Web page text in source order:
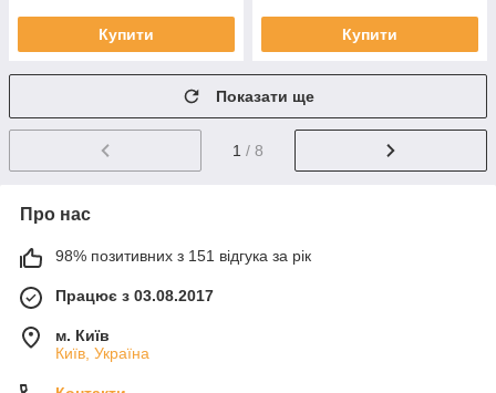
Купити Купити
Показати ще
1 / 8
Про нас
98% позитивних з 151 відгука за рік
Працює з 03.08.2017
м. Київ
Київ, Україна